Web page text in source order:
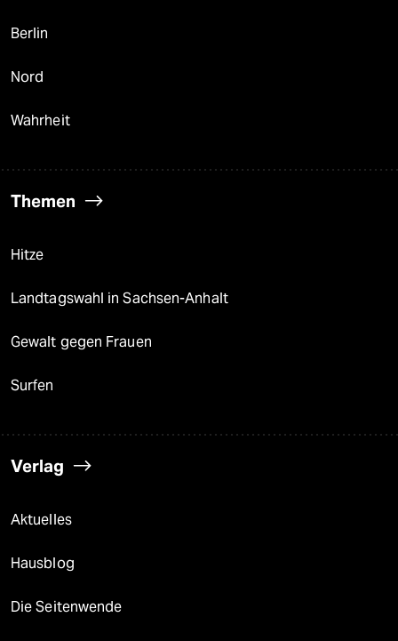
Berlin
Nord
Wahrheit
Themen
Hitze
Landtagswahl in Sachsen-Anhalt
Gewalt gegen Frauen
Surfen
Verlag
Aktuelles
Hausblog
Die Seitenwende